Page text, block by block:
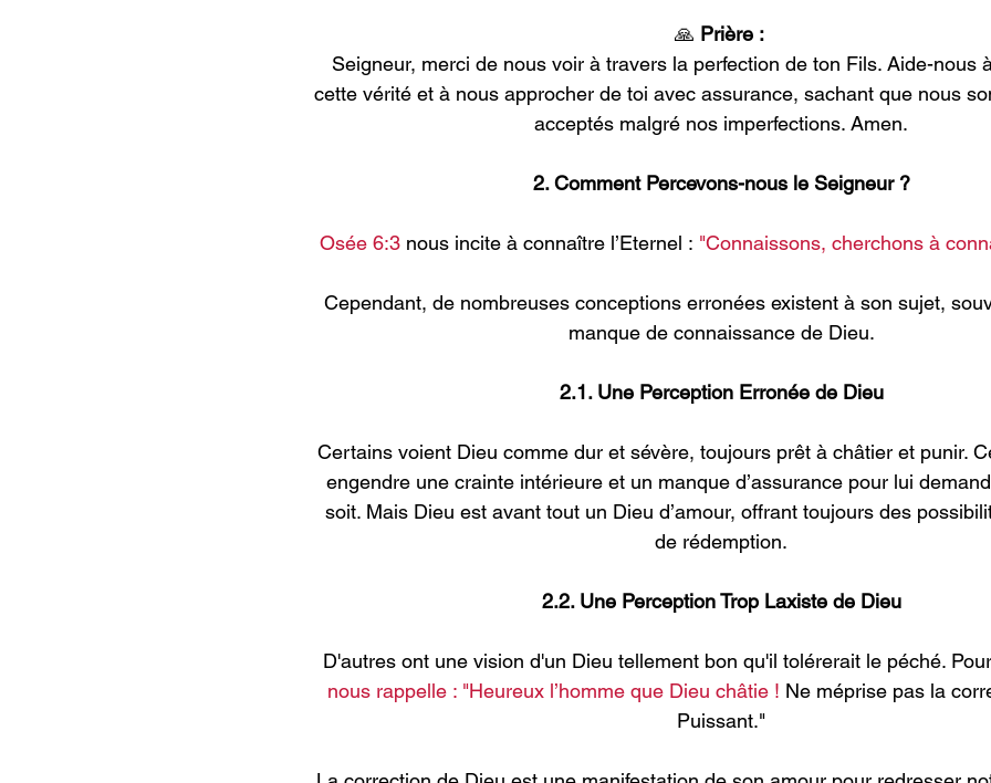
🙏 Prière :
Seigneur, merci de nous voir à travers la perfection de ton Fils. Aide-nous
cette vérité et à nous approcher de toi avec assurance, sachant que nous
acceptés malgré nos imperfections. Amen.
2. Comment Percevons-nous le Seigneur ?
Osée 6:3 nous incite à connaître l’Eternel : "Connaissons, cherchons à
Cependant, de nombreuses conceptions erronées existent à son sujet,
manque de connaissance de Dieu.
2.1. Une Perception Erronée de Dieu
Certains voient Dieu comme dur et sévère, toujours prêt à châtier et punir.
engendre une crainte intérieure et un manque d’assurance pour lui
soit. Mais Dieu est avant tout un Dieu d’amour, offrant toujours des
de rédemption.
2.2. Une Perception Trop Laxiste de Dieu
D'autres ont une vision d'un Dieu tellement bon qu'il tolérerait le péché.
nous rappelle : "Heureux l’homme que Dieu châtie ! Ne méprise pas la
Puissant."